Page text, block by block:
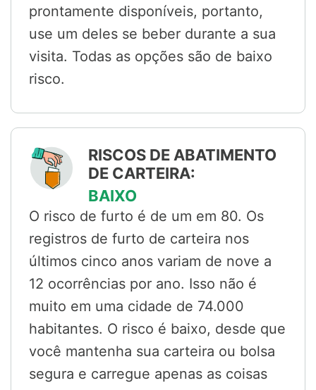
prontamente disponíveis, portanto,
use um deles se beber durante a sua
visita. Todas as opções são de baixo
risco.
RISCOS DE ABATIMENTO
DE CARTEIRA:
BAIXO
O risco de furto é de um em 80. Os
registros de furto de carteira nos
últimos cinco anos variam de nove a
12 ocorrências por ano. Isso não é
muito em uma cidade de 74.000
habitantes. O risco é baixo, desde que
você mantenha sua carteira ou bolsa
segura e carregue apenas as coisas